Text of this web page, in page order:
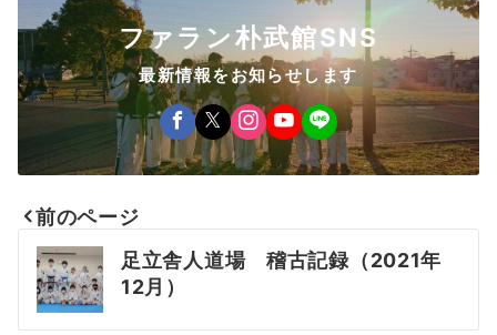
ファラン朴武館SNS
最新情報をお知らせします
投
稿
前のページ
足立舎人道場 稽古記録（2021年
12月）